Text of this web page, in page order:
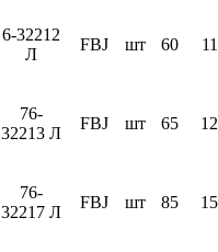
6-32212
Л
FBJ шт 60
76-
32213 Л
FBJ шт 65
76-
32217 Л
FBJ шт 85